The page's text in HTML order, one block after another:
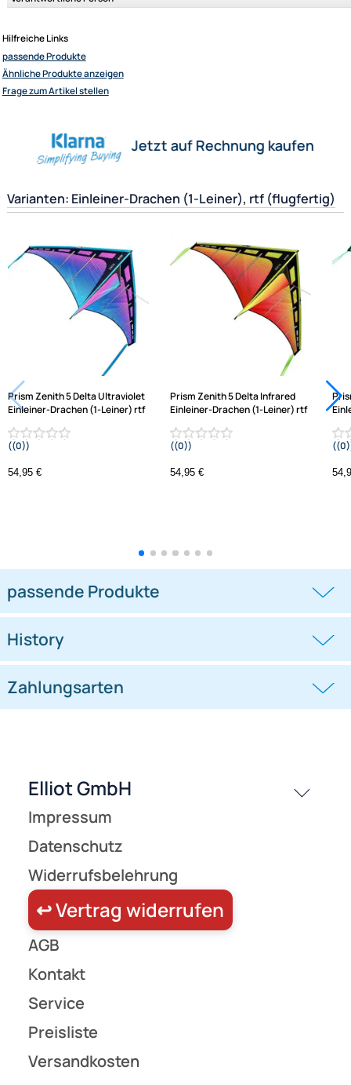
Verantwortliche Person
Hilfreiche Links
Frage zum Artikel stellen
Jetzt auf Rechnung kaufen
Varianten: Einleiner-Drachen (1-Leiner), rtf
Prism Zenith 5 Delta Ultraviolet
Einleiner-Drachen (1-Leiner) rtf
(flugfertig) 162 cm x 94 cm Gfk-
54,95 €
Prism Zenith 5 Delta Infrared
Einleiner-Drachen (1-Leiner) rtf
(flugfertig) 162 cm x 94 cm Gfk-
passende Produkte
History
Zahlungsarten
Elliot GmbH
Impressum
Datenschutz
↩ Vertrag widerrufen
AGB
Service
Zahlungsarten
Wir versenden mit
Unsere Leistungen